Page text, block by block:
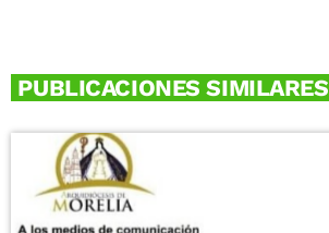
PUBLICACIONES SIMILARES